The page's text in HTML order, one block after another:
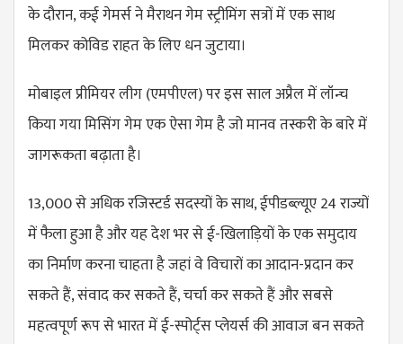
के दौरान, कई गेमर्स ने मैराथन गेम स्ट्रीमिंग सत्रों में एक साथ
मिलकर कोविड राहत के लिए धन जुटाया।
मोबाइल प्रीमियर लीग (एमपीएल) पर इस साल अप्रैल में लॉन्च
किया गया मिसिंग गेम एक ऐसा गेम है जो मानव तस्करी के बारे में
जागरूकता बढ़ाता है।
13,000 से अधिक रजिस्टर्ड सदस्यों के साथ, ईपीडब्ल्यूए 24 राज्यों
में फैला हुआ है और यह देश भर से ई-खिलाड़ियों के एक समुदाय
का निर्माण करना चाहता है जहां वे विचारों का आदान-प्रदान कर
सकते हैं, संवाद कर सकते हैं, चर्चा कर सकते हैं और सबसे
महत्वपूर्ण रूप से भारत में ई-स्पोर्ट्स प्लेयर्स की आवाज बन सकते